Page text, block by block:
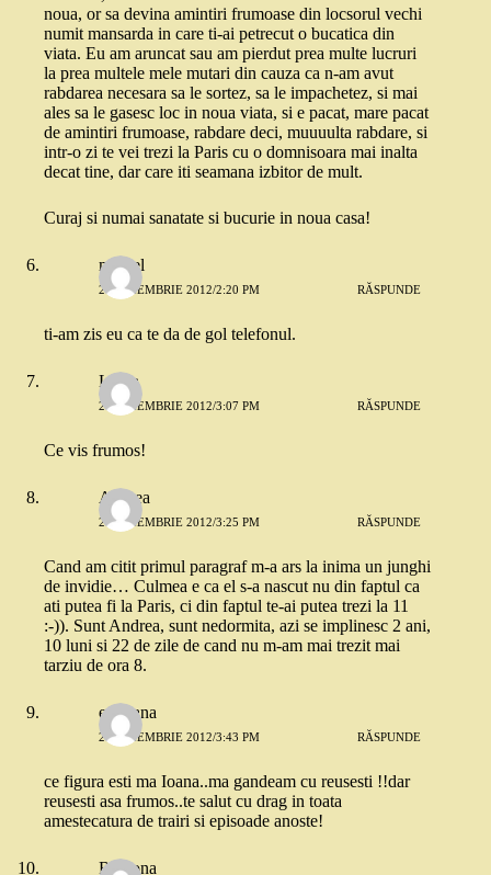
noua, or sa devina amintiri frumoase din locsorul vechi
numit mansarda in care ti-ai petrecut o bucatica din
viata. Eu am aruncat sau am pierdut prea multe lucruri
la prea multele mele mutari din cauza ca n-am avut
rabdarea necesara sa le sortez, sa le impachetez, si mai
ales sa le gasesc loc in noua viata, si e pacat, mare pacat
de amintiri frumoase, rabdare deci, muuuulta rabdare, si
intr-o zi te vei trezi la Paris cu o domnisoara mai inalta
decat tine, dar care iti seamana izbitor de mult.
Curaj si numai sanatate si bucurie in noua casa!
marcel
21 NOIEMBRIE 2012/2:20 PM RĂSPUNDE
ti-am zis eu ca te da de gol telefonul.
Laura
21 NOIEMBRIE 2012/3:07 PM RĂSPUNDE
Ce vis frumos!
Andrea
21 NOIEMBRIE 2012/3:25 PM RĂSPUNDE
Cand am citit primul paragraf m-a ars la inima un junghi
de invidie… Culmea e ca el s-a nascut nu din faptul ca
ati putea fi la Paris, ci din faptul te-ai putea trezi la 11
:-)). Sunt Andrea, sunt nedormita, azi se implinesc 2 ani,
10 luni si 22 de zile de cand nu m-am mai trezit mai
tarziu de ora 8.
emiliana
21 NOIEMBRIE 2012/3:43 PM RĂSPUNDE
ce figura esti ma Ioana..ma gandeam cu reusesti !!dar
reusesti asa frumos..te salut cu drag in toata
amestecatura de trairi si episoade anoste!
Ramona